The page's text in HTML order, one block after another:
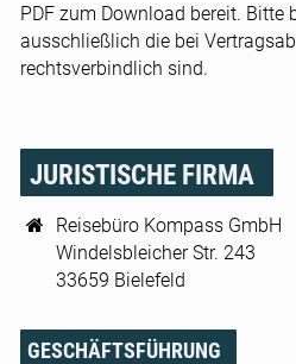
PDF zum Download bereit. Bitte
ausschließlich die bei
rechtsverbindlich sind.
JURISTISCHE FIRMA
Reisebüro Kompass GmbH
Windelsbleicher Str. 243
33659 Bielefeld
GESCHÄFTSFÜHRUNG